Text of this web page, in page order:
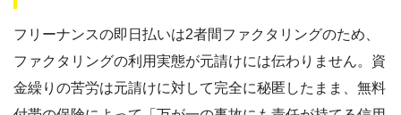
フリーナンスの即日払いは2者間ファクタリングのため、
ファクタリングの利用実態が元請けには伝わりません。資
金繰りの苦労は元請けに対して完全に秘匿したまま、無料